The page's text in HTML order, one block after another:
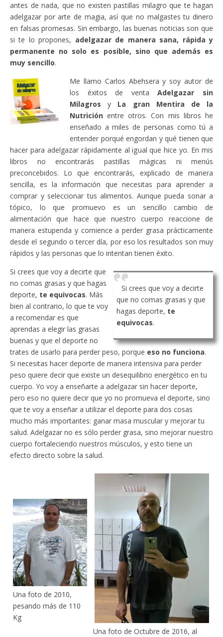
antes de nada, que no existen pastillas milagro que te hagan
adelgazar por arte de magia, así que no malgastes tu dinero
en falsas promesas. Sin embargo, las buenas noticias son que
si te lo propones, adelgazar de manera sana, rápida y
permanente no solo es posible, sino que además es
muy sencillo.
Me llamo Carlos Abehsera y soy autor de
los éxitos de ventaAdelgazar sin
Milagros y La gran Mentira de la
Nutrición entre otros. Con mis libros he
enseñado a miles de personas como tú a
entender porqué engordan y qué tienen que
hacer para adelgazar rápidamente al igual que hice yo. En mis
libros no encontrarás pastillas mágicas ni menús
preconcebidos. Lo que encontrarás, explicado de manera
sencilla, es la información que necesitas para aprender a
comprar y seleccionar tus alimentos. Aunque pueda sonar a
tópico, lo que promuevo es un sencillo cambio de
alimentación que hace que nuestro cuerpo reaccione de
manera estupenda y comience a perder grasa prácticamente
desde el segundo o tercer día, por eso los resultados son muy
rápidos y las personas que lo intentan tienen éxito.
Si crees que voy a decirte
que no comas grasas y que
hagas deporte, te
equivocas.
Si crees que voy a decirte que
no comas grasas y que hagas
deporte, te equivocas. Más
bien al contrario, lo que te voy
a recomendar es que
aprendas a elegir las grasas
buenas y que el deporte no
trates de usarlo para perder peso, porque eso no funciona.
Si necesitas hacer deporte de manera intensiva para perder
peso quiere decir que existe un desequilibrio energético en tu
cuerpo. Yo voy a enseñarte a adelgazar sin hacer deporte,
pero eso no quiere decir que yo no promueva el deporte, sino
que te voy a enseñar a utilizar el deporte para dos cosas
mucho más importantes: ganar masa muscular y mejorar tu
salud. Adelgazar no es sólo perder grasa, sino mejorar nuestro
cuerpo fortaleciendo nuestros músculos, y esto tiene un
efecto directo sobre la salud.
Una foto de 2010,
pesando más de 110
Kg
Una foto de Octubre de 2016, al